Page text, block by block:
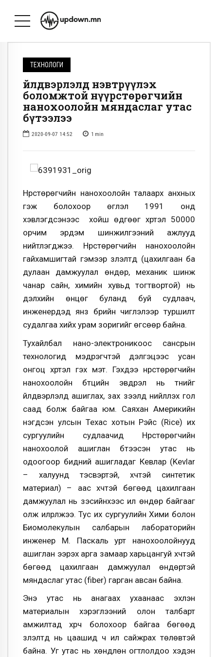
ТЕХНОЛОГИ
Үйлдвэрлэлд нэвтрүүлэх
боломжтой нүүрстөрөгчийн
нанохоолойн мяндаслаг утас
бүтээлээ
2020-09-07 14:52 1 min
Нүүрстөрөгчийн нанохоолойн талаарх анхных
гэж болохоор өгүүлэл 1991 онд
хэвлэгдсэнээс хойш өдгөөг хүртэл 50000
орчим эрдэм шинжилгээний ажлууд
нийтлэгджээ. Нүүрстөрөгчийн нанохоолойн
гайхамшигтай гэмээр үзүүлэлтүүд (цахилгаан ба
дулаан дамжуулал өндөр, механик шинж
чанар сайн, химийн хувьд тогтвортой) нь
дэлхийн өнцөг буланд буй судлаач,
инженерүүдэд янз бүрийн чиглэлээр туршилт
судалгаа хийх урам зоригийг өгсөөр байна.
Тухайлбал нано-электроникоос сансрын
технологид мэдрэгчтэй дэлгэцээс усан
онгоц хүртэл гэх мэт. Гэхдээ нүүрстөрөгчийн
нанохоолойн бүтцийн эвдрэл нь түүнийг
үйлдвэрлэлд ашиглах, зах зээлд нийлүүлэх гол
саад болж байгаа юм. Саяхан Америкийн
нэгдсэн улсын Техас хотын Рэйс (Rice) их
сургуулийн судлаачид Нүүрстөрөгчийн
нанохоолой ашиглан бүтээсэн утас нь
одоогоор бидний ашигладаг Кевлар (Kevlar
– халуунд тэсвэртэй, хүчтэй синтетик
материал) – аас хүчтэй бөгөөд цахилгаан
дамжуулал нь зэсийнхээс илүү өндөр байгааг
олж илрүүлжээ. Тус их сургуулийн Хими болон
Биомолекулын салбарын лабораторийн
инженер М. Паскаль урт нанохоолойнууд
ашиглан ээрэх арга замаар харьцангуй хүчтэй
бөгөөд цахилгаан дамжуулал өндөртэй
мяндаслаг утас (fiber) гарган авсан байна.
Энэ утас нь анагаах ухаанаас эхлэн
материалын хэрэглээний олон талбарт
амжилтад хүрч болохоор байгаа бөгөөд
үзүүлэлтүүд нь цаашид ч илүү сайжрах төлөвтэй
байна. Уг утас нь хөндлөн огтлолдоо хэдэн